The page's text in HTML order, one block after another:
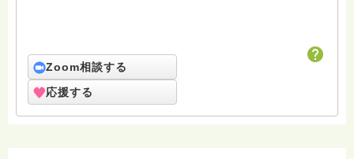
Zoom相談する
応援する